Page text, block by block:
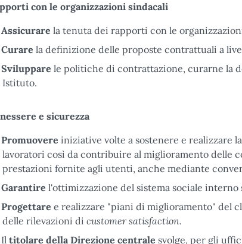
con le organizzazioni sindacali
Assicurare la tenuta dei rapporti con le
Curare la definizione delle proposte contrattuali a
Sviluppare le politiche di contrattazione, curarne la
Istituto.
e sicurezza
Promuovere iniziative volte a sostenere e realizzare
lavoratori così da contribuire al miglioramento delle
prestazioni fornite agli utenti, anche mediante
Garantire l'ottimizzazione del sistema sociale
Progettare e realizzare "piani di miglioramento" del
delle rilevazioni di customer satisfaction.
Il titolare della Direzione centrale svolge, per gli